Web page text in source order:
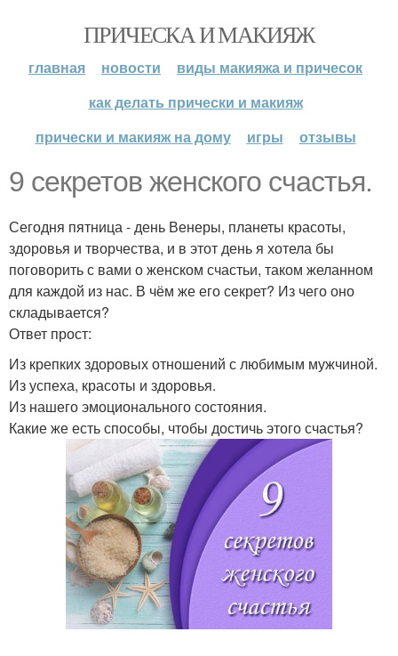
ПРИЧЕСКА И МАКИЯЖ
главная новости
виды макияжа и причесок
как делать прически и макияж
прически и макияж на дому
игры отзывы
9 секретов женского счастья.
Сегодня пятница - день Венеры, планеты красоты,
здоровья и творчества, и в этот день я хотела бы
поговорить с вами о женском счастьи, таком желанном
для каждой из нас. В чём же его секрет? Из чего оно
складывается?
Ответ прост:
Из крепких здоровых отношений с любимым мужчиной.
Из успеха, красоты и здоровья.
Из нашего эмоционального состояния.
Какие же есть способы, чтобы достичь этого счастья?